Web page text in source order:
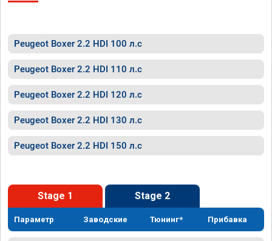
Peugeot Boxer 2.2 HDI 100 л.с
Peugeot Boxer 2.2 HDI 110 л.с
Peugeot Boxer 2.2 HDI 120 л.с
Peugeot Boxer 2.2 HDI 130 л.с
Peugeot Boxer 2.2 HDI 150 л.с
Stage 1 Stage 2
Параметр Заводские Тюнинг* Прибавка